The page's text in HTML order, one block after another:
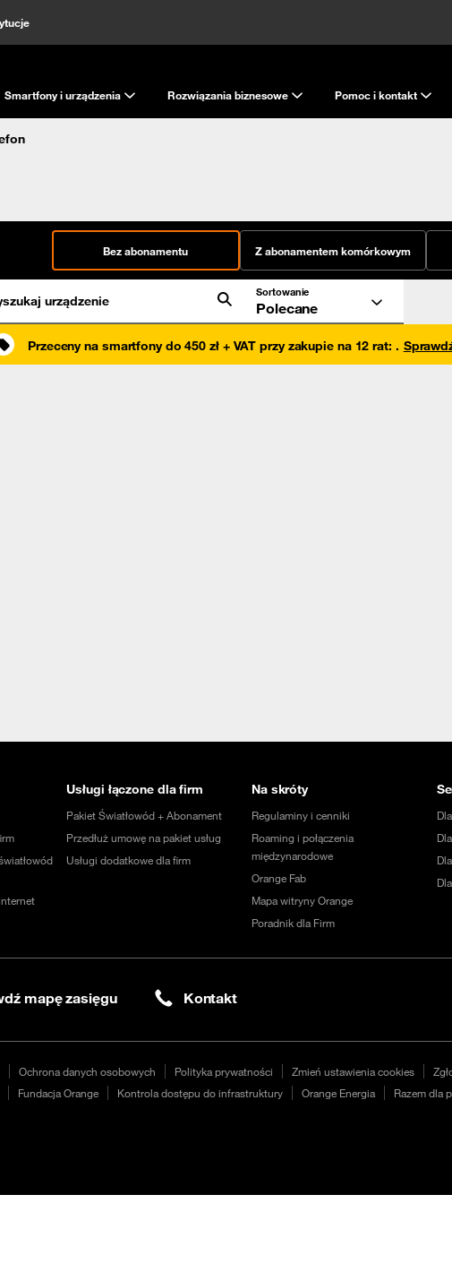
Smartfony i urządzenia Rozwiązania biznesowe Pomoc i kontakt
Bez abonamentu Z abonamentem komórkowym
urządzenie
Sortowanie
Polecane
Przeceny na smartfony do 450 zł + VAT przy zakupie na 12 rat: .
Usługi łączone dla firm
Pakiet Światłowód + Abonament
Przedłuż umowę na pakiet usług
Usługi dodatkowe dla firm
Na skróty
Regulaminy i cenniki
Roaming i połączenia
międzynarodowe
Orange Fab
Mapa witryny Orange
Poradnik dla Firm
mapę zasięgu Kontakt
Ochrona danych osobowych Polityka prywatności Zmień ustawienia cookies
Fundacja Orange Kontrola dostępu do infrastruktury Orange Energia Razem dla